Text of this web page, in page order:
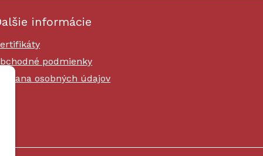
informácie
podmienky
osobných údajov